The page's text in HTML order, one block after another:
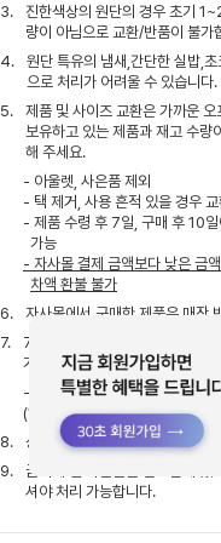
3.
진한색상의 원단의 경우 초기
량이 아님으로 교환/반품이 불가
4.
원단 특유의 냄새,간단한 실밥,
으로 처리가 어려울 수 있습니다.
5.
제품 및 사이즈 교환은 가까운
보유하고 있는 제품과 재고 수량
해 주세요.
- 아울렛, 사은품 제외
- 택 제거, 사용 흔적 있을 경우
- 제품 수령 후 7일, 구매 후 10일
가능
- 자사몰 결제 금액보다 낮은 금액
차액 환불 불가
6.
자사몰에서 구매한 제품은 매장
7.
7일 이내 고객의 단순 변심에 의
가 발생합니다.
- 1회 무료 교환 후, 반품/교환 시
(1만원)가 발생합니다.
8.
상품 하자일 경우, 당사가 A/S 비
9.
금액대 별 사은품을 받으신게 있
셔야 처리 가능합니다.